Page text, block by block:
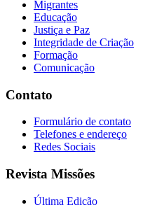
Migrantes
Educação
Justiça e Paz
Integridade de Criação
Formação
Comunicação
Contato
Formulário de contato
Telefones e endereço
Redes Sociais
Revista Missões
Última Edição